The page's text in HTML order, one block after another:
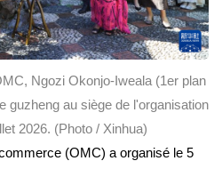
Ngozi Okonjo-Iweala (1er plan
guzheng au siège de l'organisation
2026. (Photo / Xinhua)
(OMC) a organisé le 5